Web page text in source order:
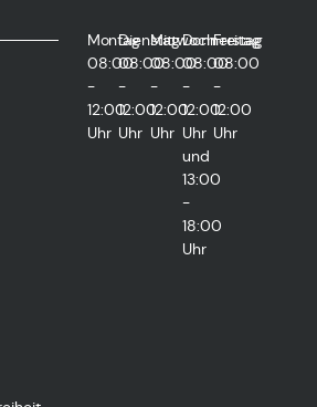
Montag
08:00
-
12:00
Uhr
Dienstag
08:00
-
12:00
Uhr
Mittwoch
08:00
-
12:00
Uhr
Donnerstag
08:00
-
12:00
Uhr
und
13:00
-
18:00
Uhr
Freitag
08:00
-
12:00
Uhr